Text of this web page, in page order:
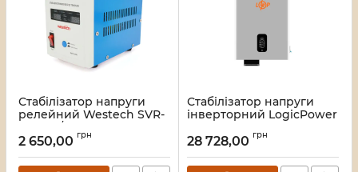
Стабілізатор напруги
релейний Westech SVR-
1000VA/750W
однофазний, напольного
DC150-270V, AC230±8%,
2 650,00 грн
Стабілізатор напруги
інверторний LogicPower
Артикул:29788
28 728,00 грн